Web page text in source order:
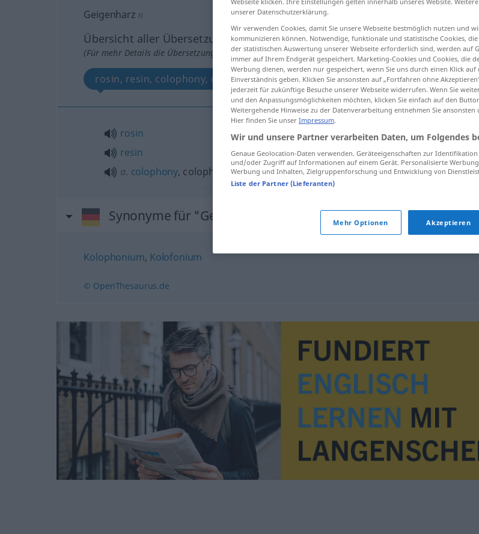
Geigenharz n
Übersicht aller Übersetzungen
(Für mehr Details die Übersetzung anklicken/antippen)
rosin, resin, colophony, colophonium
rosin
resin
a. colophony, colophonium
Geigenharz
Synonyme für "Geigenharz"
Kolophonium, Kolofonium
© OpenThesaurus.de
unserer Datenschutzerklärung.
Wir verwenden Cookies, damit Sie unsere Webseite bestmöglich nutzen und
kommunizieren können. Notwendige, funktionale und statistische Cookies,
der statistischen Auswertung unserer Webseite erforderlich sind, werden auf
immer auf Ihrem Endgerät gespeichert. Marketing-Cookies und Cookies, die
Werbung dienen, werden nur gespeichert, wenn Sie uns durch einen Klick
Einverständnis geben. Klicken Sie ansonsten auf „Fortfahren ohne
jederzeit für zukünftige Besuche unserer Webseite widerrufen. Wenn Sie
und den Anpassungsmöglichkeiten möchten, klicken Sie einfach auf den
Weitergehende Hinweise zu der Datenverarbeitung entnehmen Sie ansonsten
Hier finden Sie unser Impressum.
Wir und unsere Partner verarbeiten Daten, um Folgendes
Genaue Geolocation-Daten verwenden. Geräteeigenschaften zur
und/oder Zugriff auf Informationen auf einem Gerät. Personalisierte
Werbung und Inhalten, Zielgruppenforschung und Entwicklung von
Liste der Partner (Lieferanten)
Mehr Optionen Akzeptieren